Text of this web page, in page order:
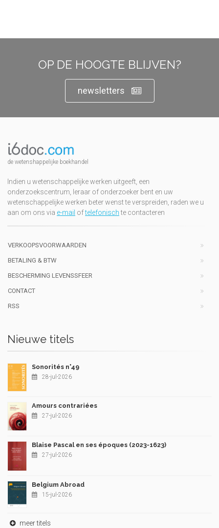
OP DE HOOGTE BLIJVEN?
newsletters
de wetenshappelijke boekhandel
Indien u wetenschappelijke werken uitgeeft, een
onderzoekscentrum, leraar of onderzoeker bent en uw
wetenschappelijke werken beter wenst te verspreiden, raden we u
aan om ons via e-mail oftelefonischte contacteren
VERKOOPSVOORWAARDEN
BETALING & BTW
BESCHERMING LEVENSSFEER
CONTACT
RSS
Nieuwe titels
Sonorités n°49
28-jul-2026
Amours contrariées
27-jul-2026
Blaise Pascal en ses époques (2023-1623)
27-jul-2026
Belgium Abroad
15-jul-2026
meer titels